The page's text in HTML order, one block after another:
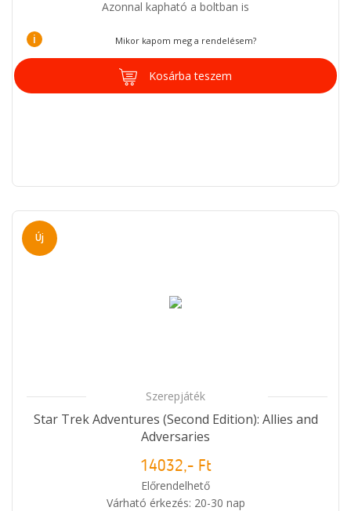
Azonnal kapható a boltban is
i Mikor kapom meg a rendelésem?
Kosárba teszem
Új
Szerepjáték
Star Trek Adventures (Second Edition): Allies and
Adversaries
14032,- Ft
Előrendelhető
Várható érkezés: 20-30 nap